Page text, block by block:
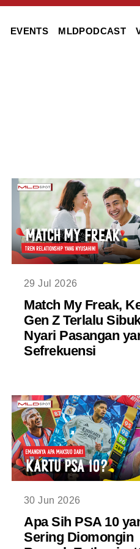
EVENTS MLDPODCAST
29 Jul 2026
Match My Freak,
Gen Z Terlalu
Nyari Pasangan
Sefrekuensi
30 Jun 2026
Apa Sih PSA 10
Sering Diomongin